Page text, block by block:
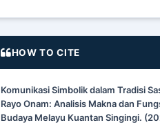
HOW TO CITE
Komunikasi Simbolik dalam Tradisi
Rayo Onam: Analisis Makna dan
Budaya Melayu Kuantan Singingi.